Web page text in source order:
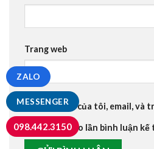
Trang web
Lưu tên của tôi, email, và
duyệt này cho lần bình luận kế
MESSENGER
ZALO
098.442.3150